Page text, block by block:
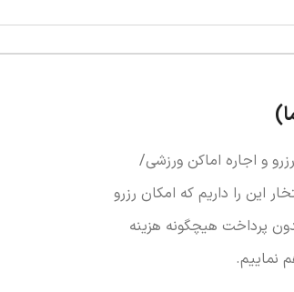
و اجاره اماکن ورزشی/
این را داریم که امکان رزرو
پرداخت هیچگونه هزینه
نماییم.